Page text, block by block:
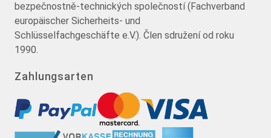
bezpečnostně-technických společností (Fachverband
europäischer Sicherheits- und
Schlüsselfachgeschäfte e.V.). Člen sdružení od roku
1990.
Zahlungsarten